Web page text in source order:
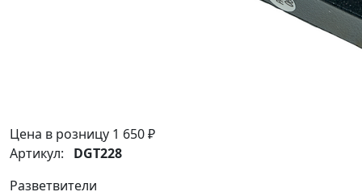
Цена в розницу 1 650 ₽
Артикул: DGT228
Разветвители